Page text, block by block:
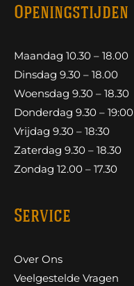
Openingstijden
Maandag 10.30 – 18.00
Dinsdag 9.30 – 18.00
Woensdag 9.30 – 18.30
Donderdag 9.30 – 19:00
Vrijdag 9.30 – 18:30
Zaterdag 9.30 – 18.30
Zondag 12.00 – 17.30
Service
Over Ons
Veelgestelde Vragen